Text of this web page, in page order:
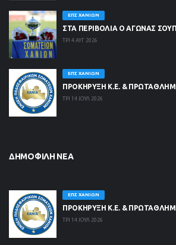
ΕΠΣ ΧΑΝΊΩΝ
ΣΤΑ ΠΕΡΙΒΟΛΙΑ Ο ΑΓΩΝΑΣ
ΤΡΙ 4 ΑΥΓ 2026
ΕΠΣ ΧΑΝΊΩΝ
ΠΡΟΚΗΡΥΞΗ Κ.Ε. &
ΤΡΙ 14 ΙΟΥΛ 2026
ΔΗΜΟΦΙΛΉ ΝΈΑ
ΕΠΣ ΧΑΝΊΩΝ
ΠΡΟΚΗΡΥΞΗ Κ.Ε. &
ΤΡΙ 14 ΙΟΥΛ 2026